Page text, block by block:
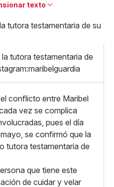
texto
tutora testamentaria de
conflicto entre Maribel
vez se complica
pues el día
se confirmó que la
tutora testamentaria de
que tiene este
de cuidar y velar